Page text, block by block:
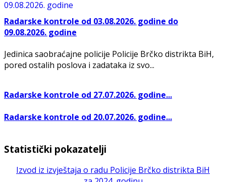
Radarske kontrole od 03.08.2026. godine do
09.08.2026. godine
Jedinica saobraćajne policije Policije Brčko distrikta BiH,
pored ostalih poslova i zadataka iz svo...
Radarske kontrole od 27.07.2026. godine...
Radarske kontrole od 20.07.2026. godine...
Statistički pokazatelji
Izvod iz izvještaja o radu Policije Brčko distrikta BiH